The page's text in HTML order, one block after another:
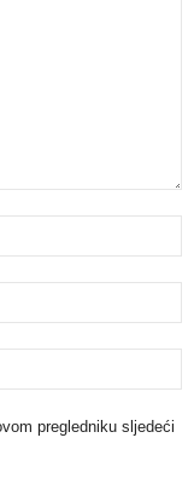
pregledniku sljedeći